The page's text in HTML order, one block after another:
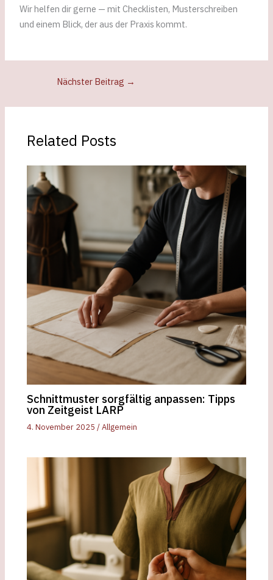
Wir helfen dir gerne — mit Checklisten, Musterschreiben
und einem Blick, der aus der Praxis kommt.
Nächster Beitrag →
Related Posts
Schnittmuster sorgfältig anpassen: Tipps
von Zeitgeist LARP
4. November 2025/Allgemein